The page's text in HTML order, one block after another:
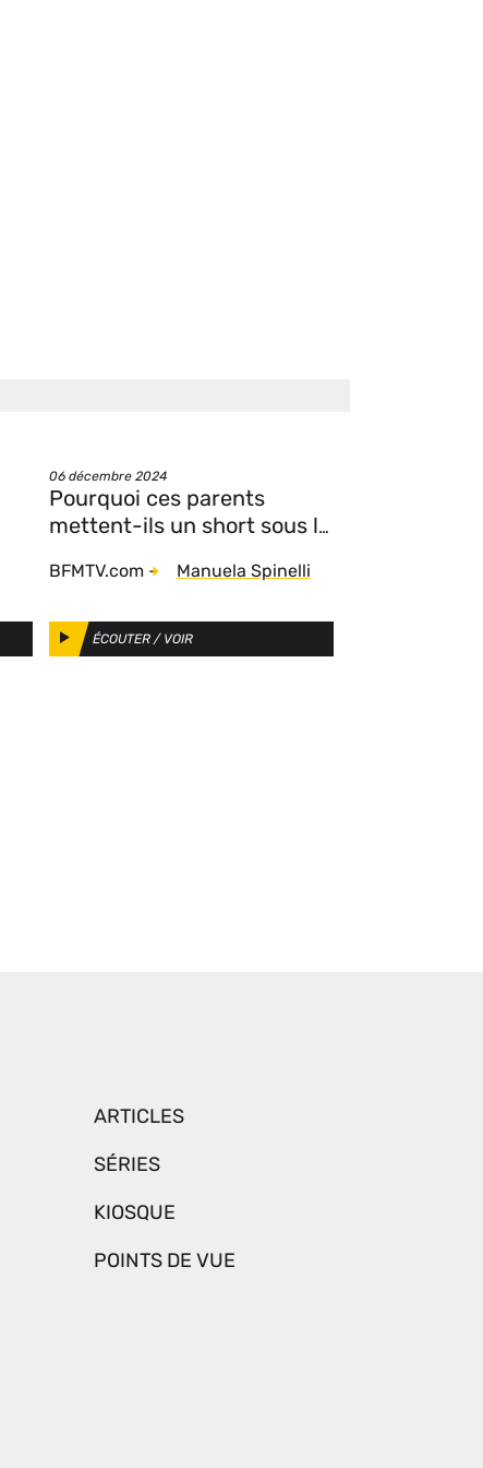
Date
06 décembre 2024
Pourquoi ces parents
mettent-ils un short sous la
BFMTV.com- Auteurs
Manuela Spinelli
ÉCOUTER / VOIR
ARTICLES
SÉRIES
KIOSQUE
POINTS DE VUE